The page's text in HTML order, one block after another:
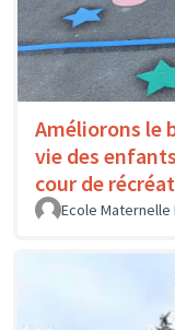
Améliorons le
vie des
cour de
Ecole Maternelle